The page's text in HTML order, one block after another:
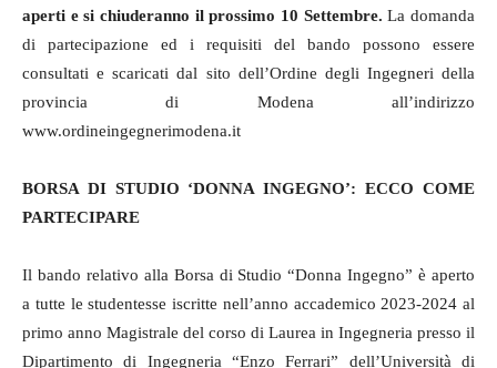
aperti e si chiuderanno il prossimo 10 Settembre. La domanda
di partecipazione ed i requisiti del bando possono essere
consultati e scaricati dal sito dell’Ordine degli Ingegneri della
provincia di Modena all’indirizzo
www.ordineingegnerimodena.it
BORSA DI STUDIO ‘DONNA INGEGNO’: ECCO COME
PARTECIPARE
Il bando relativo alla Borsa di Studio “Donna Ingegno” è aperto
a tutte le studentesse iscritte nell’anno accademico 2023-2024 al
primo anno Magistrale del corso di Laurea in Ingegneria presso il
Dipartimento di Ingegneria “Enzo Ferrari” dell’Università di